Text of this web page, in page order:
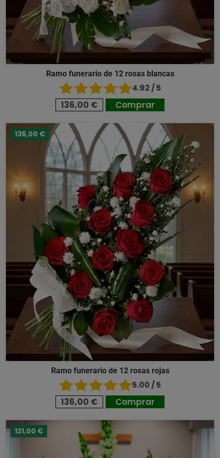
Ramo funerario de 12 rosas blancas
4.92 / 5
136,00 € Comprar
136,00 €
Ramo funerario de 12 rosas rojas
5.00 / 5
136,00 € Comprar
121,00 €